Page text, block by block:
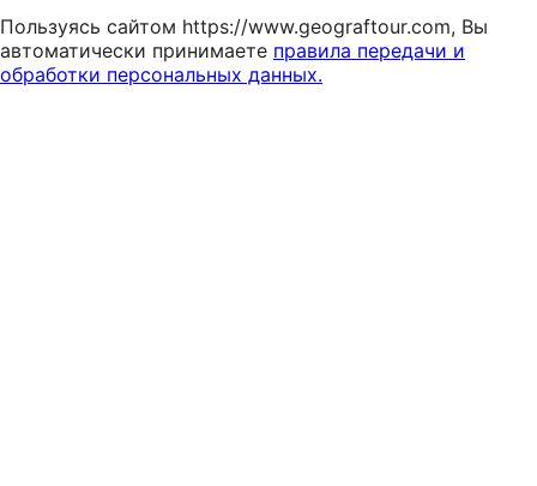
Пользуясь сайтом https://www.geograftour.com, Вы
автоматически принимаете правила передачи и
обработки персональных данных.